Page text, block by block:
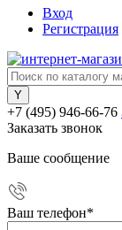
Вход
Регистрация
+7 (495) 946-66-76
Заказать звонок
Ваше сообщение
Ваш телефон*